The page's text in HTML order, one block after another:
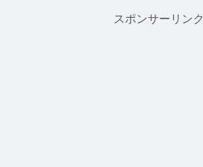
スポンサーリンク